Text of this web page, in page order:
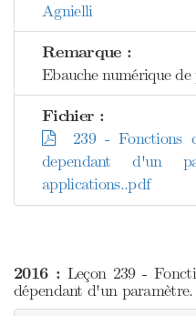
Agnielli
Remarque :
Ebauche numérique
Fichier :
239 - Fonctions
dependant d'un
applications..pdf
2016 : Leçon 239 -
dépendant d'un